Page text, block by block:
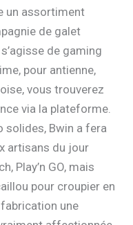
un assortiment
de galet
de gaming
pour antienne,
vous trouverez
via la plateforme.
solides, Bwin a fera
artisans du jour
Play’n GO, mais
pour croupier en
une